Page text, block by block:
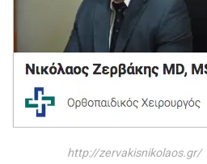
http://zervakisnikolaos.gr/